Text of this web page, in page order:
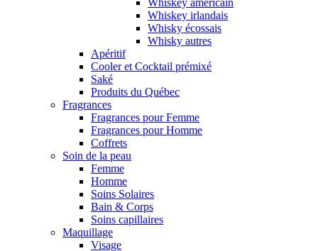
Whiskey irlandais
Whisky écossais
Whisky autres
Apéritif
Cooler et Cocktail prémixé
Saké
Produits du Québec
Fragrances
Fragrances pour Femme
Fragrances pour Homme
Coffrets
Soin de la peau
Femme
Homme
Soins Solaires
Bain & Corps
Soins capillaires
Maquillage
Visage